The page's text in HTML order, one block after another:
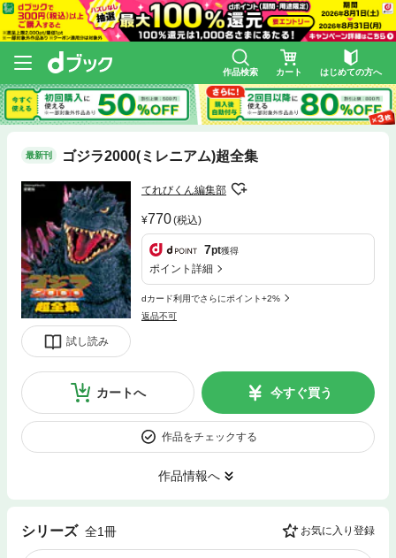
作品検索 カート はじめての方へ
最新刊 ゴジラ2000(ミレニアム)超全集
試し読み
てれびくん編集部
770(税込)
7pt獲得
ポイント詳細
dカード利用でさらにポイント+2%
返品不可
カートへ 今すぐ買う
作品をチェックする
作品情報へ
シリーズ 全1冊 お気に入り登録